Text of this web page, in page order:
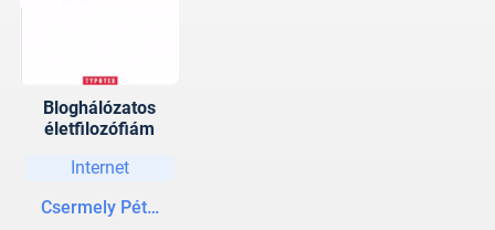
Bloghálózatos
életfilozófiám
Internet
Csermely Péter